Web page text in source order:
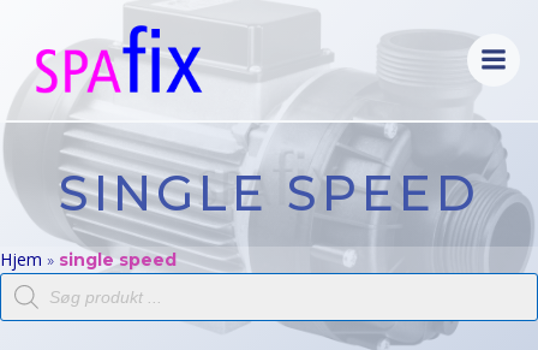
Videre
SINGLE SPEED
Hjem » single speed
Products
search